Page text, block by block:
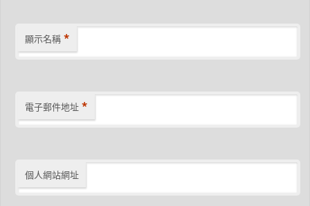
顯示名稱 *
電子郵件地址 *
個人網站網址